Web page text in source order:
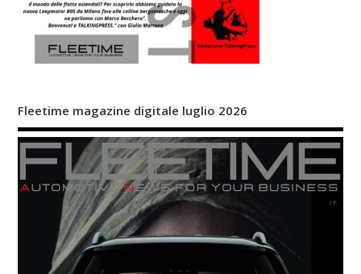
Fleetime magazine digitale luglio 2026